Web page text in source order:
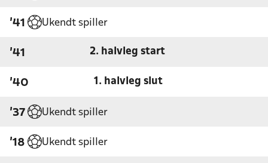
'41 Ukendt spiller
'41 2. halvleg start
'40 1. halvleg slut
'37 Ukendt spiller
'18 Ukendt spiller